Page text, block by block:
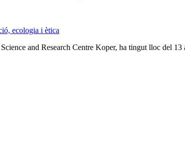
ecologia i ètica
and Research Centre Koper, ha tingut lloc del